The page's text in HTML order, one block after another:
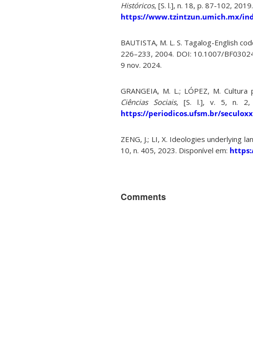
Históricos, [S. l.], n. 18, p. 87-102,
https://www.tzintzun.umich.mx/
BAUTISTA, M. L. S. Tagalog-English
226–233, 2004. DOI: 10.1007/
9 nov. 2024.
GRANGEIA, M. L.; LÓPEZ, M.
Ciências Sociais, [S. l.], v. 5, n. 2,
https://periodicos.ufsm.br/
ZENG, J.; LI, X. Ideologies underlying
10, n. 405, 2023. Disponível em:
Comments